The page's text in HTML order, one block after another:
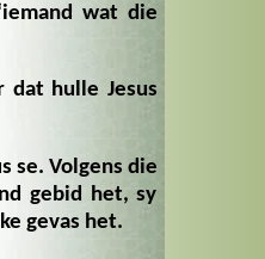
wat die
dat hulle Jesus
se. Volgens die
gebid het, sy
gevas het.